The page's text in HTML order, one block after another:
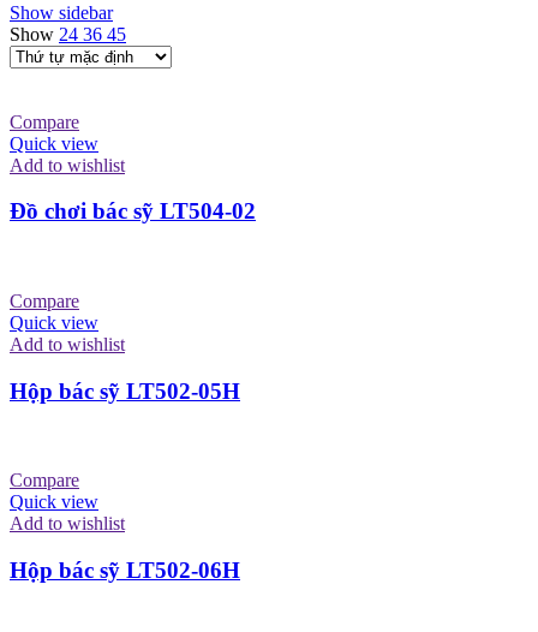
Show sidebar
Show 24 36 45
Compare
Quick view
Add to wishlist
Đồ chơi bác sỹ LT504-02
Compare
Quick view
Add to wishlist
Hộp bác sỹ LT502-05H
Compare
Quick view
Add to wishlist
Hộp bác sỹ LT502-06H